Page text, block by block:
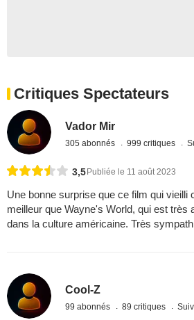
Critiques Spectateurs
Vador Mir
305 abonnés 999 critiques
3,5 Publiée le 11 août 2023
Une bonne surprise que ce film qui vieilli
meilleur que Wayne's World, qui est très
dans la culture américaine. Très
Cool-Z
99 abonnés 89 critiques